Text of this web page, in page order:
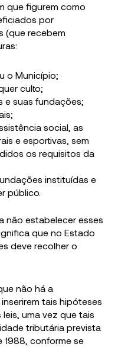
que figurem como
por
(que recebem
o Município;
culto;
e suas fundações;
social, as
e esportivas, sem
os requisitos da
instituídas e
público.
não estabelecer esses
que no Estado
deve recolher o
não há a
tais hipóteses
uma vez que tais
tributária prevista
1988, conforme se